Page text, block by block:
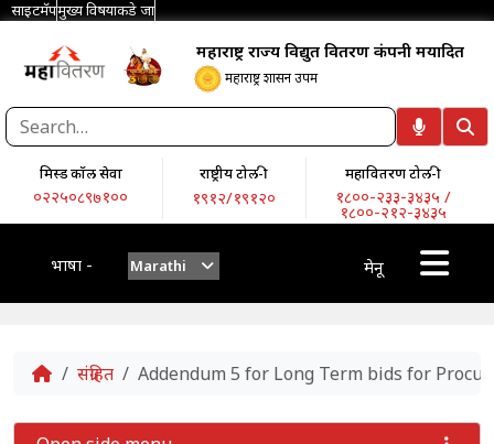
साइटमॅपमुख्य विषयाकडे जा
महाराष्ट्र राज्य विद्युत वितरण कंपनी मर्यादित
महाराष्ट्र शासन उपक्रम
मिस्ड कॉल सेवा
०२२५०८९७१००
राष्ट्रीय टोल-फ्री
१९१२/१९१२०
महावितरण टोल-फ्री
१८००-२३३-३४३५ /
१८००-२१२-३४३५
भाषा - Marathi मेनू
Home
संग्रहित Addendum 5 for Long Term bids for